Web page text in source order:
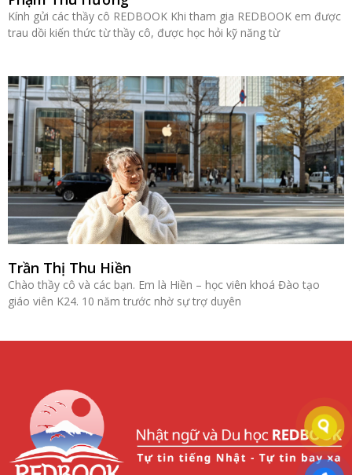
Kính gửi các thầy cô REDBOOK Khi tham gia REDBOOK em được
trau dồi kiến thức từ thầy cô, được học hỏi kỹ năng từ
Trần Thị Thu Hiền
Chào thầy cô và các bạn. Em là Hiền – học viên khoá Đào tạo
giáo viên K24. 10 năm trước nhờ sự trợ duyên